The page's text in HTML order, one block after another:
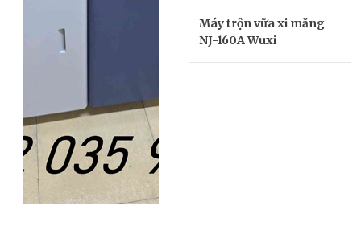
Máy trộn vữa xi măng
NJ-160A Wuxi